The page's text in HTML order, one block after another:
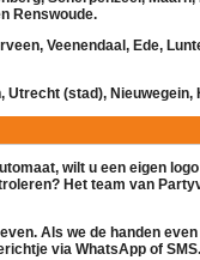
Renswoude.
Veenendaal, Ede,
Utrecht (stad), Nieuwegein,
, wilt u een eigen
Het team van
Als we de handen
via WhatsApp of